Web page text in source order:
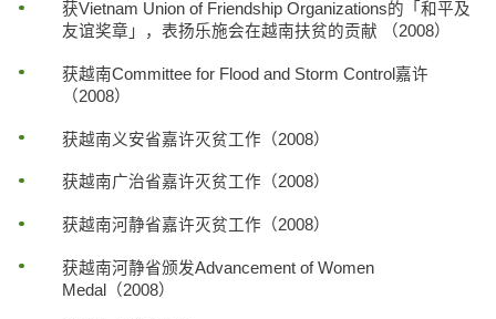
获Vietnam Union of Friendship Organizations的「和平及
友谊奖章」，表扬乐施会在越南扶贫的贡献 （2008）
获越南Committee for Flood and Storm Control嘉许
（2008）
获越南义安省嘉许灭贫工作（2008）
获越南广治省嘉许灭贫工作（2008）
获越南河静省嘉许灭贫工作（2008）
获越南河静省颁发Advancement of Women
Medal（2008）